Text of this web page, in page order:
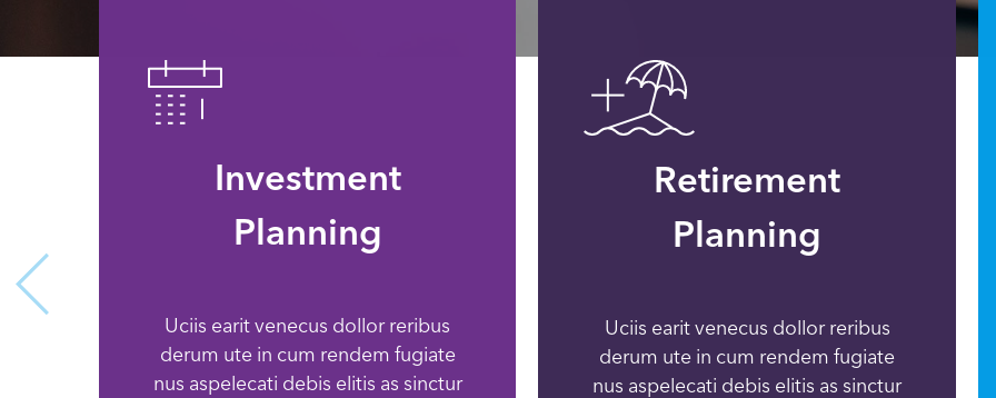
Investment
Planning
Uciis earit venecus dollor reribus
derum ute in cum rendem fugiate
nus aspelecati debis elitis as sinctur
Retirement
Planning
Uciis earit venecus dollor reribus
derum ute in cum rendem fugiate
nus aspelecati debis elitis as sinctur